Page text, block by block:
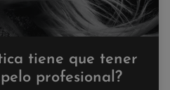
tiene que tener
profesional?